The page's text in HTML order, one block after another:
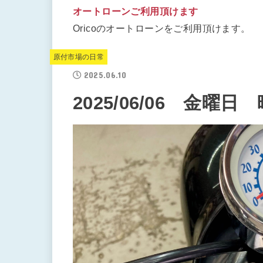
オートローンご利用頂けます
Oricoのオートローンをご利用頂けます。
原付市場の日常
2025.06.10
2025/06/06 金曜日